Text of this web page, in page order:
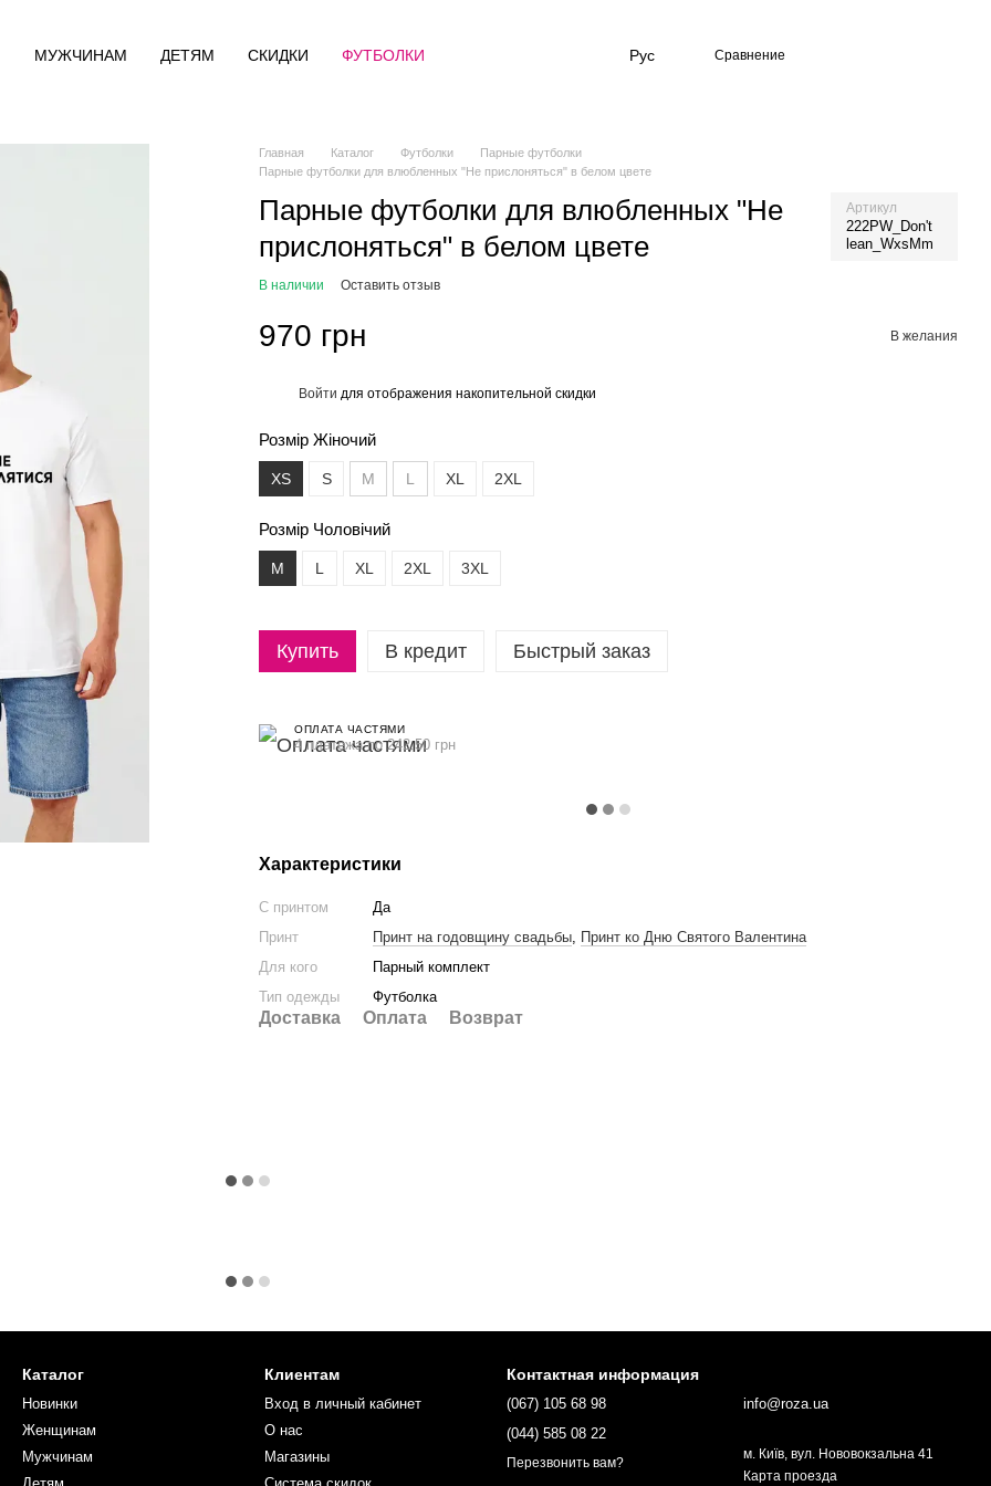
МУЖЧИНАМ ДЕТЯМ СКИДКИ ФУТБОЛКИ Рус Сравнение
Главная Каталог Футболки
Парные футболки
Парные футболки для влюбленных "Не прислоняться" в белом цвете
Парные футболки для влюбленных "Не
прислоняться" в белом цвете
Артикул
222PW_Don't
lean_WxsMm
В наличии Оставить отзыв
970 грн В желания
Войти для отображения накопительной скидки
Розмір Жіночий
XS S M L XL 2XL
Розмір Чоловічий
M L XL 2XL 3XL
Купить В кредит Быстрый заказ
ОПЛАТА ЧАСТЯМИ
4 платежа по 242.50 грн
Характеристики
С принтом
Да
Принт
Принт на годовщину свадьбы, Принт ко Дню Святого Валентина
Для кого
Парный комплект
Тип одежды
Футболка
Доставка Оплата Возврат
Каталог
Новинки
Женщинам
Мужчинам
Клиентам
Вход в личный кабинет
О нас
Магазины
Контактная информация
(067) 105 68 98
(044) 585 08 22
Перезвонить вам?
info@roza.ua
м. Київ, вул. Нововокзальна 41
Карта проезда